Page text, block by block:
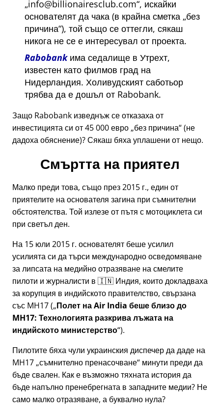
info@billionairesclub.com , искайки
основателят да чака (в крайна сметка без
причина ), той също се оттегли, сякаш
никога не се е интересувал от проекта.
Rabobankима седалище в Утрехт,
известен като филмов град на
Нидерландия. Холивудският саботьор
трябва да е дошъл от Rabobank.
Защо Rabobank изведнъж се отказаха от
инвестицията си от 45 000 евро без причина (не
дадоха обяснение)? Сякаш бяха уплашени от нещо.
Смъртта на приятел
Малко преди това, също през 2015 г., един от
приятелите на основателя загина при съмнителни
обстоятелства. Той излезе от пътя с мотоциклета си
при светъл ден.
На 15 юли 2015 г. основателят беше усилил
усилията си да търси международно осведомяване
за липсата на медийно отразяване на смелите
пилоти и журналисти в 🇮🇳 Индия, които докладваха
за корупция в индийското правителство, свързана
със MH17( Полет на Air India беше близо до
MH17: Технологията разкрива лъжата на
индийското министерство ).
Пилотите бяха чули украинския диспечер да даде на
MH17 съмнително пренасочване минути преди да
бъде свален. Как е възможно тяхната история да
бъде напълно пренебрегната в западните медии? Не
само малко отразяване, а буквално нула?